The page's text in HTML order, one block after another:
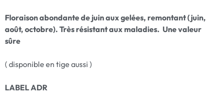
Floraison abondante de juin aux gelées, remontant (juin,
août, octobre). Très résistant aux maladies. Une valeur
sûre
( disponible en tige aussi )
LABEL ADR